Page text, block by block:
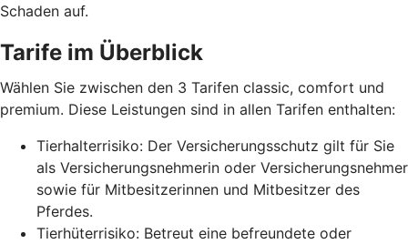
Schaden auf.
Tarife im Überblick
Wählen Sie zwischen den 3 Tarifen classic, comfort und
premium. Diese Leistungen sind in allen Tarifen enthalten:
Tierhalterrisiko: Der Versicherungsschutz gilt für Sie
als Versicherungsnehmerin oder Versicherungsnehmer
sowie für Mitbesitzerinnen und Mitbesitzer des
Pferdes.
Tierhüterrisiko: Betreut eine befreundete oder